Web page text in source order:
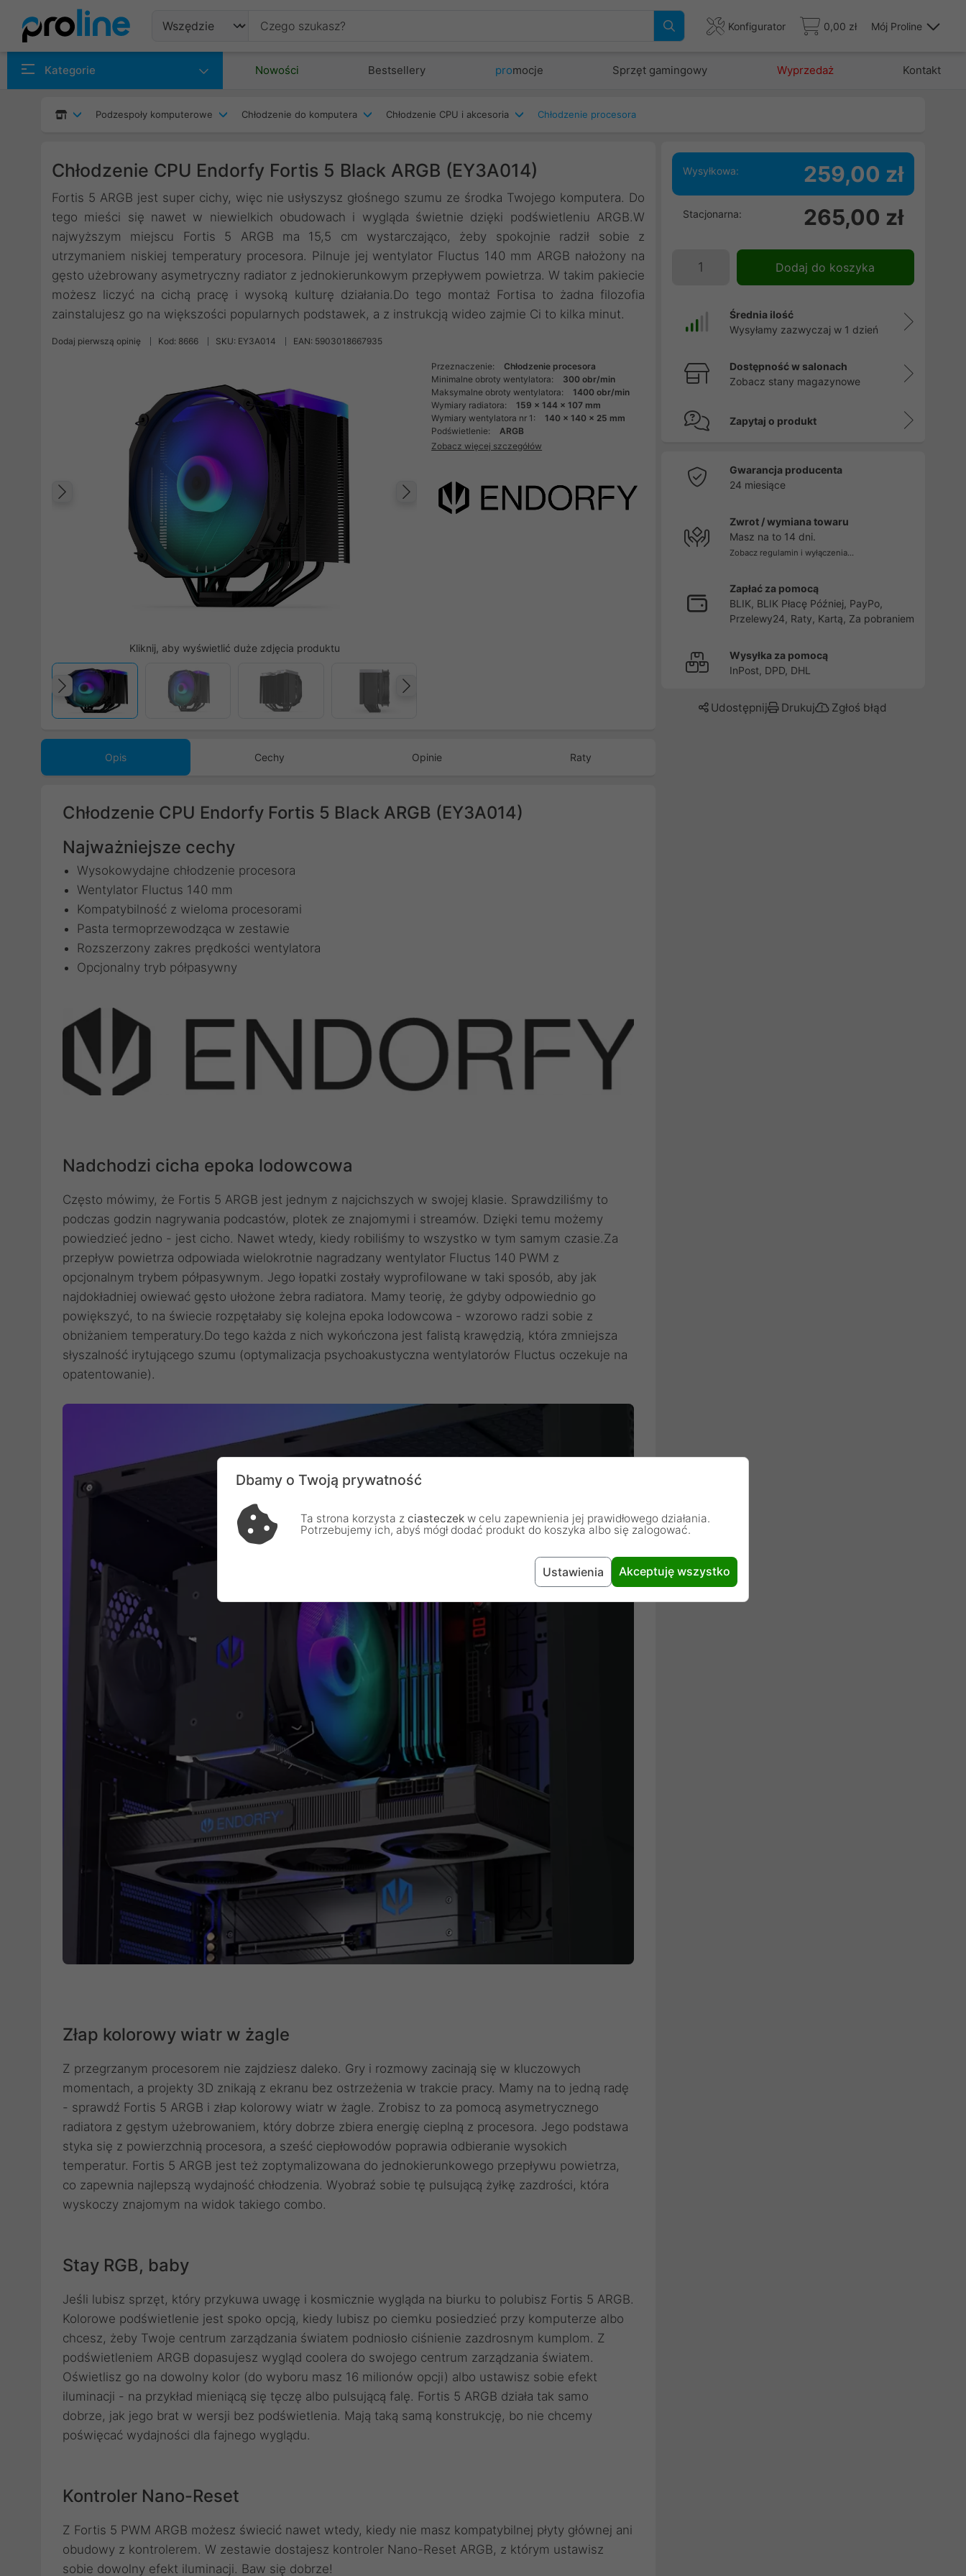
Konfigurator 0,00 zł Mój Proline
Kategorie Nowości Bestsellery promocje Sprzęt gamingowy Wyprzedaż Kontakt
Podzespoły komputerowe Chłodzenie do komputera Chłodzenie CPU i akcesoria Chłodzenie procesora
Chłodzenie CPU Endorfy Fortis 5 Black ARGB (EY3A014)
Fortis 5 ARGB jest super cichy, więc nie usłyszysz głośnego szumu ze środka Twojego komputera. Do
tego mieści się nawet w niewielkich obudowach i wygląda świetnie dzięki podświetleniu ARGB.W
najwyższym miejscu Fortis 5 ARGB ma 15,5 cm wystarczająco, żeby spokojnie radził sobie z
utrzymaniem niskiej temperatury procesora. Pilnuje jej wentylator Fluctus 140 mm ARGB nałożony na
gęsto użebrowany asymetryczny radiator z jednokierunkowym przepływem powietrza. W takim pakiecie
możesz liczyć na cichą pracę i wysoką kulturę działania.Do tego montaż Fortisa to żadna filozofia
zainstalujesz go na większości popularnych podstawek, a z instrukcją wideo zajmie Ci to kilka minut.
Dodaj pierwszą opinię Kod: 8666 SKU: EY3A014 EAN: 5903018667935
Następny
Poprzedni
Kliknij, aby wyświetlić duże zdjęcia produktu
Poprzedni
Przeznaczenie:
Chłodzenie procesora
Minimalne obroty wentylatora:
300 obr/min
Maksymalne obroty wentylatora:
1400 obr/min
Wymiary radiatora:
159 x 144 x 107 mm
Wymiary wentylatora nr 1:
140 x 140 x 25 mm
Podświetlenie:
ARGB
Zobacz więcej szczegółów
Opis Cechy Opinie Raty
Chłodzenie CPU Endorfy Fortis 5 Black ARGB (EY3A014)
Najważniejsze cechy
Wysokowydajne chłodzenie procesora
Wentylator Fluctus 140 mm
Kompatybilność z wieloma procesorami
Pasta termoprzewodząca w zestawie
Rozszerzony zakres prędkości wentylatora
Opcjonalny tryb półpasywny
Nadchodzi cicha epoka lodowcowa
Często mówimy, że Fortis 5 ARGB jest jednym z najcichszych w swojej klasie. Sprawdziliśmy to
podczas godzin nagrywania podcastów, plotek ze znajomymi i streamów. Dzięki temu możemy
powiedzieć jedno - jest cicho. Nawet wtedy, kiedy robiliśmy to wszystko w tym samym czasie.Za
przepływ powietrza odpowiada wielokrotnie nagradzany wentylator Fluctus 140 PWM z
opcjonalnym trybem półpasywnym. Jego łopatki zostały wyprofilowane w taki sposób, aby jak
najdokładniej owiewać gęsto ułożone żebra radiatora. Mamy teorię, że gdyby odpowiednio go
powiększyć, to na świecie rozpętałaby się kolejna epoka lodowcowa - wzorowo radzi sobie z
obniżaniem temperatury.Do tego każda z nich wykończona jest falistą krawędzią, która zmniejsza
słyszalność irytującego szumu (optymalizacja psychoakustyczna wentylatorów Fluctus oczekuje na
opatentowanie).
Złap kolorowy wiatr w żagle
Z przegrzanym procesorem nie zajdziesz daleko. Gry i rozmowy zacinają się w kluczowych
momentach, a projekty 3D znikają z ekranu bez ostrzeżenia w trakcie pracy. Mamy na to jedną radę
- sprawdź Fortis 5 ARGB i złap kolorowy wiatr w żagle. Zrobisz to za pomocą asymetrycznego
radiatora z gęstym użebrowaniem, który dobrze zbiera energię cieplną z procesora. Jego podstawa
styka się z powierzchnią procesora, a sześć ciepłowodów poprawia odbieranie wysokich
temperatur. Fortis 5 ARGB jest też zoptymalizowana do jednokierunkowego przepływu powietrza,
co zapewnia najlepszą wydajność chłodzenia. Wyobraź sobie tę pulsującą żyłkę zazdrości, która
wyskoczy znajomym na widok takiego combo.
Stay RGB, baby
Jeśli lubisz sprzęt, który przykuwa uwagę i kosmicznie wygląda na biurku to polubisz Fortis 5 ARGB.
Kolorowe podświetlenie jest spoko opcją, kiedy lubisz po ciemku posiedzieć przy komputerze albo
chcesz, żeby Twoje centrum zarządzania światem podniosło ciśnienie zazdrosnym kumplom. Z
podświetleniem ARGB dopasujesz wygląd coolera do swojego centrum zarządzania światem.
Oświetlisz go na dowolny kolor (do wyboru masz 16 milionów opcji) albo ustawisz sobie efekt
iluminacji - na przykład mieniącą się tęczę albo pulsującą falę. Fortis 5 ARGB działa tak samo
dobrze, jak jego brat w wersji bez podświetlenia. Mają taką samą konstrukcję, bo nie chcemy
poświęcać wydajności dla fajnego wyglądu.
Kontroler Nano-Reset
Z Fortis 5 PWM ARGB możesz świecić nawet wtedy, kiedy nie masz kompatybilnej płyty głównej ani
obudowy z kontrolerem. W zestawie dostajesz kontroler Nano-Reset ARGB, z którym ustawisz
sobie dowolny efekt iluminacji. Baw się dobrze!
Wysyłkowa: 259,00 zł
Stacjonarna: 265,00 zł
Dodaj do koszyka
Średnia ilość
Wysyłamy zazwyczaj w 1 dzień
Dostępność w salonach
Zobacz stany magazynowe
Zapytaj o produkt
Gwarancja producenta
24 miesiące
Zwrot / wymiana towaru
Masz na to 14 dni.
Zobacz regulamin i wyłączenia...
Zapłać za pomocą
BLIK, BLIK Płacę Później, PayPo,
Przelewy24, Raty, Kartą, Za pobraniem
Wysyłka za pomocą
InPost, DPD, DHL
Udostępnij Drukuj Zgłoś błąd
Dbamy o Twoją prywatność
Ta strona korzysta z ciasteczek w celu zapewnienia jej prawidłowego działania.
Potrzebujemy ich, abyś mógł dodać produkt do koszyka albo się zalogować.
Ustawienia Akceptuję wszystko